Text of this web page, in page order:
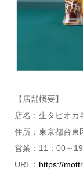
【店舗概要】
店名：生タピオカ
住所：東京都台東
営業：11：00～
URL： https://